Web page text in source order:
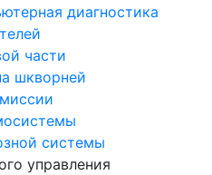
диагностика
части
шкворней
системы
управления